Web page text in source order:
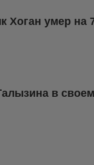
Хоган умер на
в